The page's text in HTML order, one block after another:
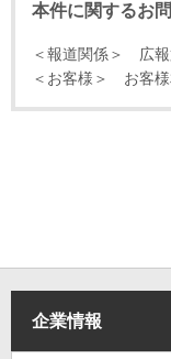
本件に関するお
＜報道関係＞ 広
＜お客様＞ お客
企業情報